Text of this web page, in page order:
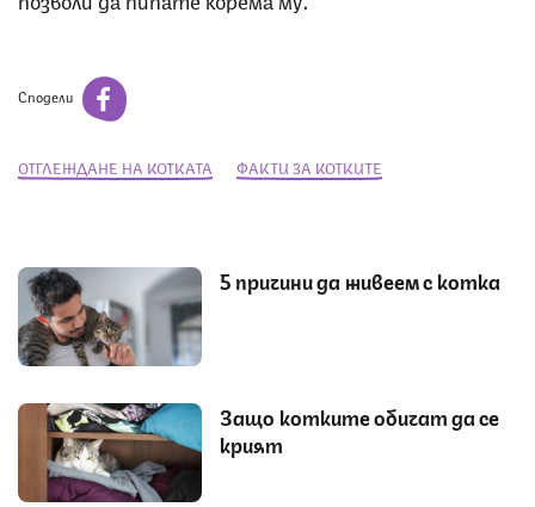
Сподели
ОТГЛЕЖДАНЕ НА КОТКАТА ФАКТИ ЗА КОТКИТЕ
5 причини да живеем с котка
Защо котките обичат да се
крият